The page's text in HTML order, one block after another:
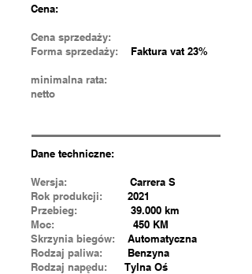
Cena:
Cena sprzedaży:
Forma sprzedaży:
Faktura vat 23%
minimalna rata:
netto
Dane techniczne:
Wersja: Carrera S
Rok produkcji:
2021
Przebieg: 39.000 km
Moc: 450 KM
Skrzynia biegów:
Automatyczna
Rodzaj paliwa: Benzyna
Rodzaj napędu: Tylna Oś